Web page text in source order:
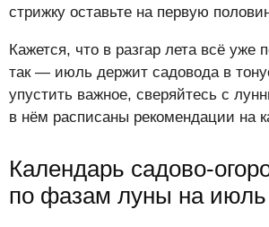
стрижку оставьте на первую
Кажется, что в разгар лета всё уже
так — июль держит садовода в
упустить важное, сверяйтесь с
в нём расписаны рекомендации на
Календарь садово-
по фазам луны на июль